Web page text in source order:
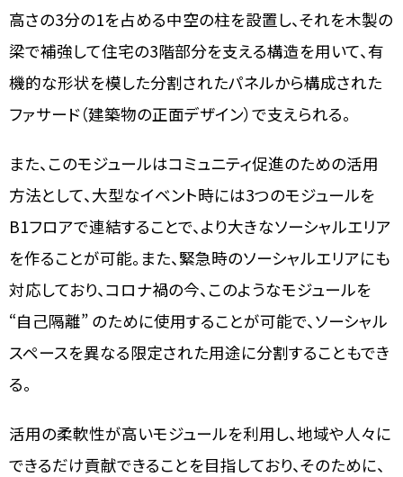
高さの3分の1を占める中空の柱を設置し、それを木製の
梁で補強して住宅の3階部分を支える構造を用いて、有
機的な形状を模した分割されたパネルから構成された
ファサード（建築物の正面デザイン）で支えられる。
また、このモジュールはコミュニティ促進のための活用
方法として、大型なイベント時には3つのモジュールを
B1フロアで連結することで、より大きなソーシャルエリア
を作ることが可能。また、緊急時のソーシャルエリアにも
対応しており、コロナ禍の今、このようなモジュールを
“自己隔離” のために使用することが可能で、ソーシャル
スペースを異なる限定された用途に分割することもでき
る。
活用の柔軟性が高いモジュールを利用し、地域や人々に
できるだけ貢献できることを目指しており、そのために、